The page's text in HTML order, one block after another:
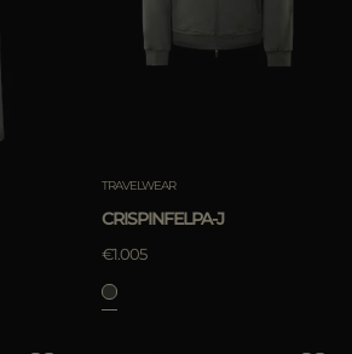
TRAVELWEAR
CRISPINFELPA-J
€1.005